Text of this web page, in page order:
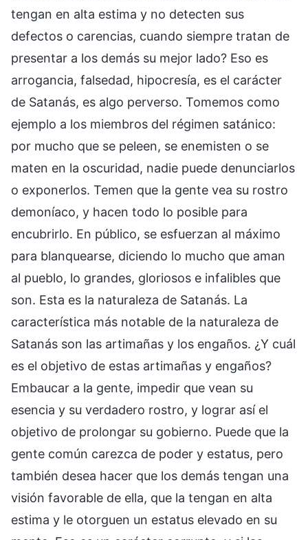
tengan en alta estima y no detecten sus
defectos o carencias, cuando siempre tratan de
presentar a los demás su mejor lado? Eso es
arrogancia, falsedad, hipocresía, es el carácter
de Satanás, es algo perverso. Tomemos como
ejemplo a los miembros del régimen satánico:
por mucho que se peleen, se enemisten o se
maten en la oscuridad, nadie puede denunciarlos
o exponerlos. Temen que la gente vea su rostro
demoníaco, y hacen todo lo posible para
encubrirlo. En público, se esfuerzan al máximo
para blanquearse, diciendo lo mucho que aman
al pueblo, lo grandes, gloriosos e infalibles que
son. Esta es la naturaleza de Satanás. La
característica más notable de la naturaleza de
Satanás son las artimañas y los engaños. ¿Y cuál
es el objetivo de estas artimañas y engaños?
Embaucar a la gente, impedir que vean su
esencia y su verdadero rostro, y lograr así el
objetivo de prolongar su gobierno. Puede que la
gente común carezca de poder y estatus, pero
también desea hacer que los demás tengan una
visión favorable de ella, que la tengan en alta
estima y le otorguen un estatus elevado en su